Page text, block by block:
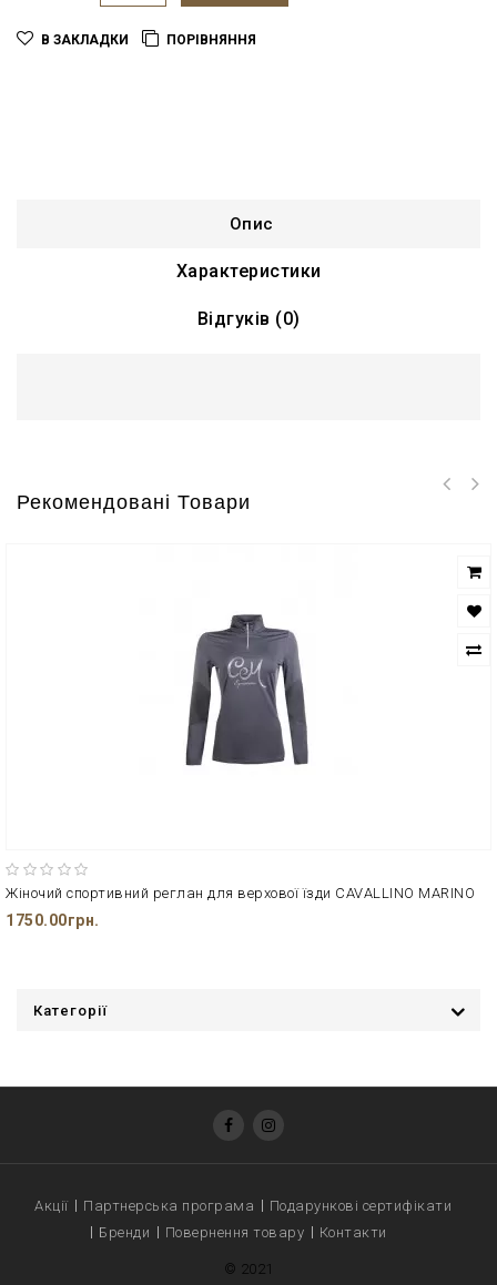
В ЗАКЛАДКИ ПОРІВНЯННЯ
Опис
Характеристики
Відгуків (0)
Рекомендовані Товари
Жіночий спортивний реглан для верхової їзди CAVALLINO MARINO
1750.00грн.
Категорії
Акції Партнерська програма
Подарункові сертифікати
Бренди
Повернення товару Контакти
© 2021